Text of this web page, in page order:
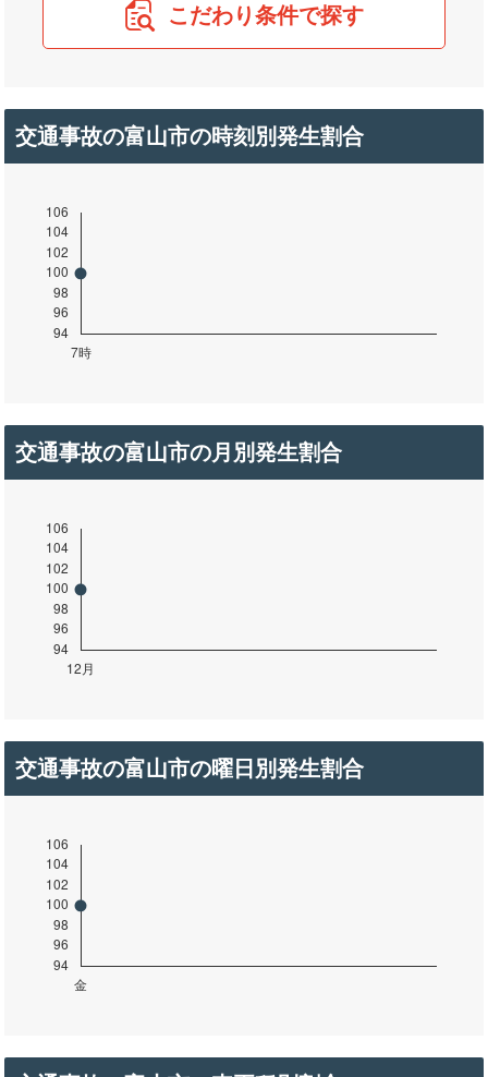
こだわり条件で探す
交通事故の富山市の時刻別発生割合
交通事故の富山市の月別発生割合
交通事故の富山市の曜日別発生割合